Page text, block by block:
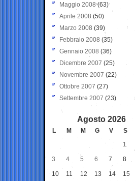
Maggio 2008(63)
Aprile 2008 (50)
Marzo 2008 (39)
Febbraio 2008 (35)
Gennaio 2008 (36)
Dicembre 2007 (25)
Novembre 2007 (22)
Ottobre 2007 (27)
Settembre 2007 (23)
Agosto 2026
L M M G V S
1
3 4 5 6 7 8
10 11 12 13 14 15